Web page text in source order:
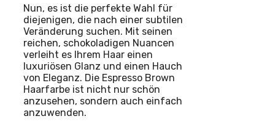
Nun, es ist die perfekte Wahl für
diejenigen, die nach einer subtilen
Veränderung suchen. Mit seinen
reichen, schokoladigen Nuancen
verleiht es Ihrem Haar einen
luxuriösen Glanz und einen Hauch
von Eleganz. Die Espresso Brown
Haarfarbe ist nicht nur schön
anzusehen, sondern auch einfach
anzuwenden.